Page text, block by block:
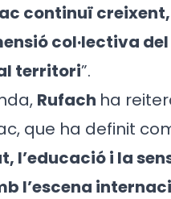
continuï
col·lectiva
territori”.
Rufach ha
que ha definit
l’educació i la
l’escena